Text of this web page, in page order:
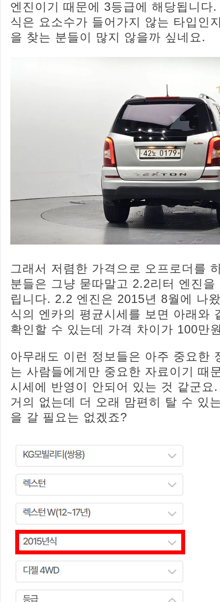
엔진이기 때문에 3등급에 해당됩니다
식은 요소수가 들어가지 않는 타입인
을 찾는 분들이 많지 않을까 싶네요.
그래서 저렴한 가격으로 오프로더를
분들은 그냥 묻따말고 2.2리터 엔진
립니다. 2.2 엔진은 2015년 8월에 나
식의 엔카의 평균시세를 보면 아래와
확인할 수 있는데 가격 차이가 100만
아무래도 이런 정보들은 아주 중요한
는 사람들에게만 중요한 자료이기 때
시세에 반영이 안되어 있는 것 같군요
거의 없는데 더 오래 맘편히 탈 수 있
을 갈 필요는 없겠죠?